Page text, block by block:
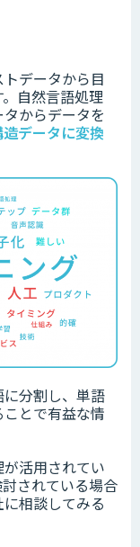
データから目
自然言語処理
からデータを
データに変換
分割し、単語
とで有益な情
活用されてい
されている場合
相談してみる